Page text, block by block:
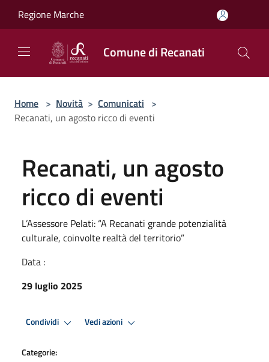
Regione Marche
Comune di Recanati
Home > Novità > Comunicati >
Recanati, un agosto ricco di eventi
Recanati, un agosto
ricco di eventi
L’Assessore Pelati: “A Recanati grande potenzialità
culturale, coinvolte realtà del territorio”
Data :
29 luglio 2025
Condividi Vedi azioni
Categorie: